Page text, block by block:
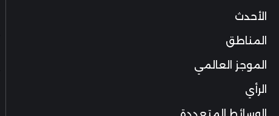
الأحدث
المناطق
الموجز العالمي
الرأي
الوسائط المتعددة